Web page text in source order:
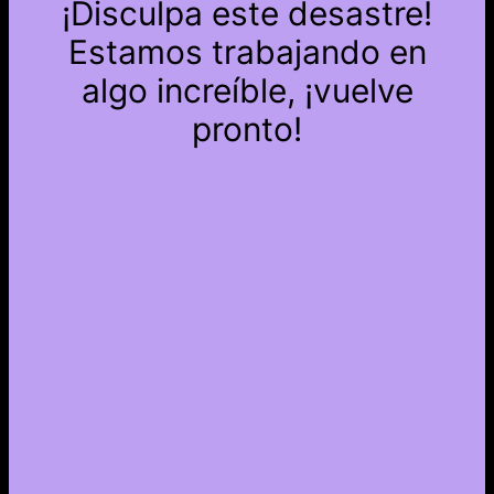
¡Disculpa este desastre!
Estamos trabajando en
algo increíble, ¡vuelve
pronto!